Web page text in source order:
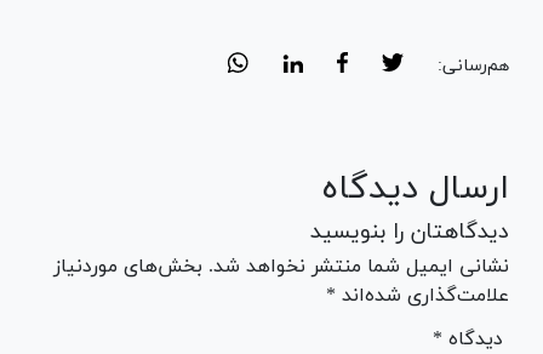
هم‌رسانی:
ارسال دیدگاه
دیدگاهتان را بنویسید
نشانی ایمیل شما منتشر نخواهد شد. بخش‌های موردنیاز
علامت‌گذاری شده‌اند *
* دیدگاه